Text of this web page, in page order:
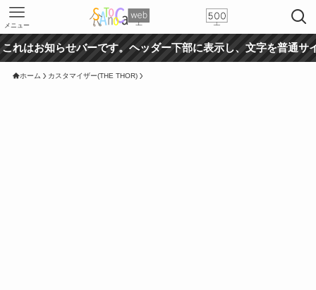
メニュー
知らせバーです。ヘッダー下部に表示し、文字を普通サイズ、
ホーム カスタマイザー(THE THOR)